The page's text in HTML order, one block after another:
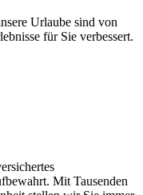
Urlaube sind von
für Sie verbessert.
Mit Tausenden